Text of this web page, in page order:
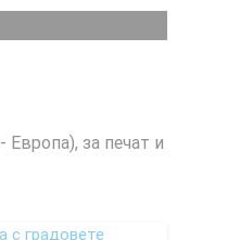
за печат и